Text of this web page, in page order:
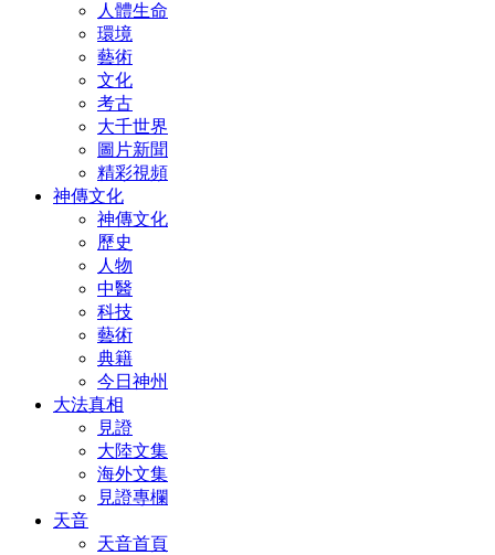
人體生命
環境
藝術
文化
考古
大千世界
圖片新聞
精彩視頻
神傳文化
神傳文化
歷史
人物
中醫
科技
藝術
典籍
今日神州
大法真相
見證
大陸文集
海外文集
見證專欄
天音
天音首頁